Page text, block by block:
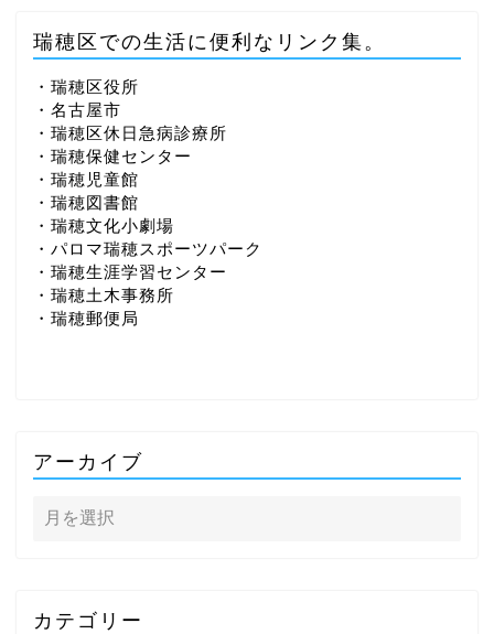
瑞穂区での生活に便利なリンク集。
・瑞穂区役所
・名古屋市
・瑞穂区休日急病診療所
・瑞穂保健センター
・瑞穂児童館
・瑞穂図書館
・瑞穂文化小劇場
・パロマ瑞穂スポーツパーク
・瑞穂生涯学習センター
・瑞穂土木事務所
・瑞穂郵便局
アーカイブ
カテゴリー